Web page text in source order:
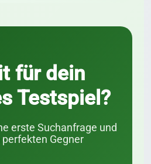
für dein
Testspiel?
erste Suchanfrage und
Gegner